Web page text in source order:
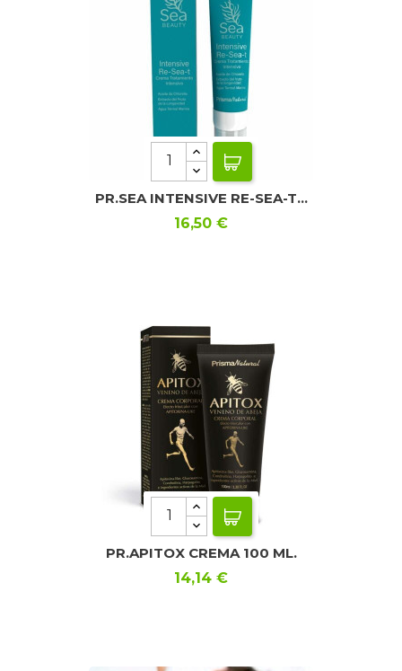
PR.SEA INTENSIVE RE-SEA-T...
Precio
16,50 €
PR.APITOX CREMA 100 ML.
Precio
14,14 €